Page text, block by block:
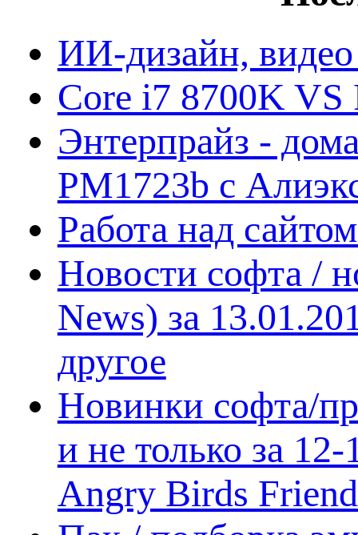
ИИ-дизайн,
Core i7 8700K VS
Энтерпрайз -
PM1723b с
Работа над
Новости софта /
News) за
другое
Новинки софта/
и не только за
Angry Birds